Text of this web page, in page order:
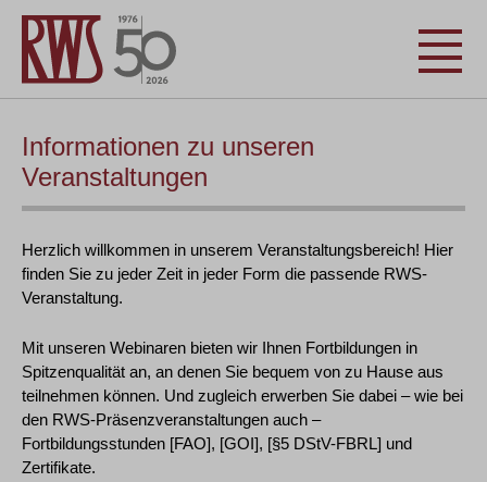
Informationen zu unseren
Veranstaltungen
Herzlich willkommen in unserem Veranstaltungsbereich! Hier
finden Sie zu jeder Zeit in jeder Form die passende RWS-
Veranstaltung.
Mit unseren Webinaren bieten wir Ihnen Fortbildungen in
Spitzenqualität an, an denen Sie bequem von zu Hause aus
teilnehmen können. Und zugleich erwerben Sie dabei – wie bei
den RWS-Präsenzveranstaltungen auch –
Fortbildungsstunden [FAO], [GOI], [§5 DStV-FBRL] und
Zertifikate.